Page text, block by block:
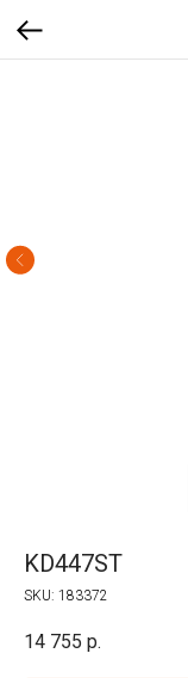
KD447ST
SKU: 183372
14 755 р.